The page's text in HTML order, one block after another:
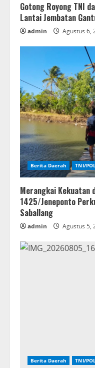
Gotong Royong TNI
Lantai Jembatan
admin Agustus 6,
Berita Daerah TNI/
Merangkai Kekuatan
1425/Jeneponto
Saballang
admin Agustus 5,
Berita Daerah TNI/